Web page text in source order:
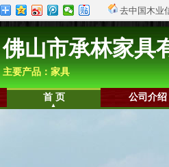
去中国木业
佛山市承林家具
主要产品：家具
首 页 公司介绍